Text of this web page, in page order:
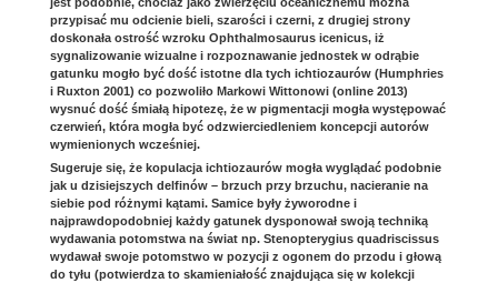
przypisać mu odcienie bieli, szarości i czerni, z drugiej strony
doskonała ostrość wzroku Ophthalmosaurus icenicus, iż
sygnalizowanie wizualne i rozpoznawanie jednostek w odrąbie
gatunku mogło być dość istotne dla tych ichtiozaurów (Humphries
i Ruxton 2001) co pozwoliło Markowi Wittonowi (online 2013)
wysnuć dość śmiałą hipotezę, że w pigmentacji mogła występować
czerwień, która mogła być odzwierciedleniem koncepcji autorów
wymienionych wcześniej.
Sugeruje się, że kopulacja ichtiozaurów mogła wyglądać podobnie
jak u dzisiejszych delfinów – brzuch przy brzuchu, nacieranie na
siebie pod różnymi kątami. Samice były żyworodne i
najprawdopodobniej każdy gatunek dysponował swoją techniką
wydawania potomstwa na świat np. Stenopterygius quadriscissus
wydawał swoje potomstwo w pozycji z ogonem do przodu i głową
do tyłu (potwierdza to skamieniałość znajdująca się w kolekcji